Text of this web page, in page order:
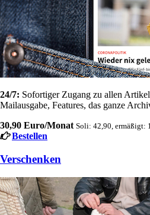
24/7: Sofortiger Zugang zu allen
Mailausgabe, Features, das ganze
30,90 Euro/Monat Soli: 42,90, ermäßigt:
Bestellen
Verschenken